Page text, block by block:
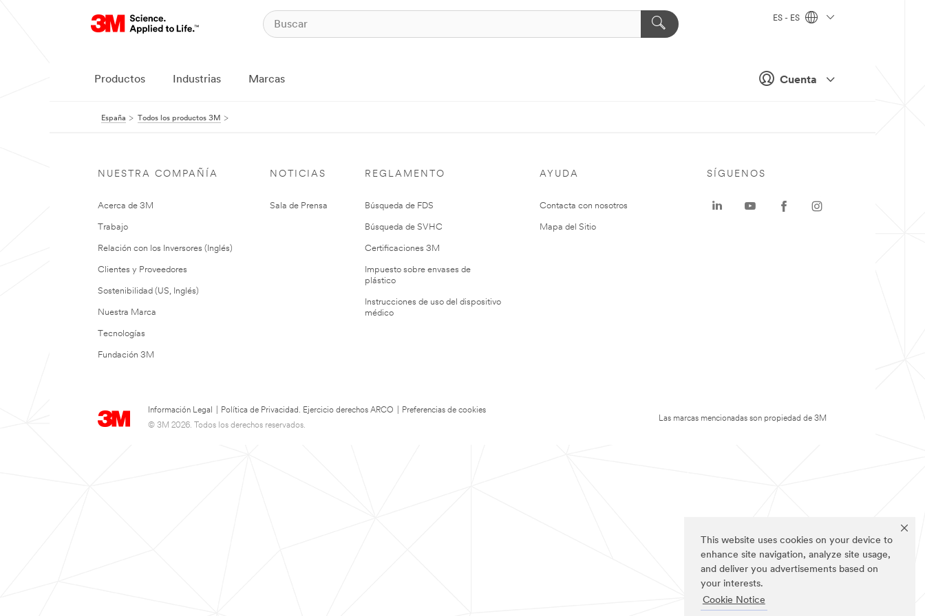
This website uses cookies on your device to
enhance site navigation, analyze site usage,
and deliver you advertisements based on
your interests.
Cookie Notice
Cuenta
ES - ES
Productos Industrias Marcas
España Todos los productos 3M
NUESTRA COMPAÑÍA
Acerca de 3M
Trabajo
Relación con los Inversores (Inglés)
Clientes y Proveedores
Sostenibilidad (US, Inglés)
Nuestra Marca
Tecnologías
Fundación 3M
NOTICIAS
Sala de Prensa
REGLAMENTO
Búsqueda de FDS
Búsqueda de SVHC
Certificaciones 3M
Impuesto sobre envases de
plástico
Instrucciones de uso del dispositivo
médico
AYUDA
Contacta con nosotros
Mapa del Sitio
Información Legal Política de Privacidad. Ejercicio derechos ARCO
Preferencias de cookies
© 3M 2026. Todos los derechos reservados.
SÍGUENOS
Las marcas mencionadas son propiedad de 3M